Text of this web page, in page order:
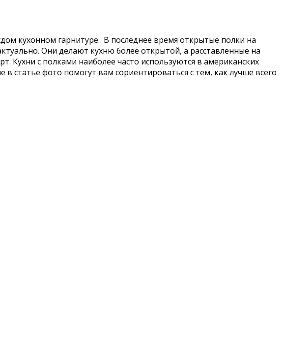
кухонном гарнитуре . В последнее время открытые полки на
Они делают кухню более открытой, а расставленные на
Кухни с полками наиболее часто используются в американских
статье фото помогут вам сориентироваться с тем, как лучше всего